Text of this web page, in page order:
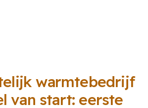
warmtebedrijf
van start: eerste